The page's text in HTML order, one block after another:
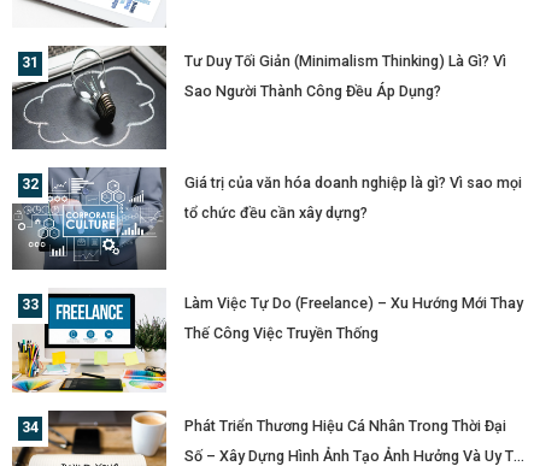
Tư Duy Tối Giản (Minimalism Thinking) Là Gì? Vì
Sao Người Thành Công Đều Áp Dụng?
Giá trị của văn hóa doanh nghiệp là gì? Vì sao mọi
tổ chức đều cần xây dựng?
Làm Việc Tự Do (Freelance) – Xu Hướng Mới Thay
Thế Công Việc Truyền Thống
Phát Triển Thương Hiệu Cá Nhân Trong Thời Đại
Số – Xây Dựng Hình Ảnh Tạo Ảnh Hưởng Và Uy Tín